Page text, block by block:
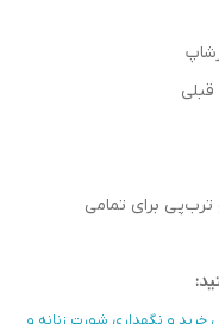
ترب‌پی برای تمامی